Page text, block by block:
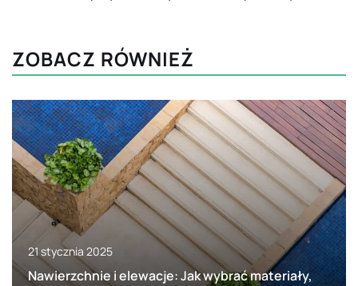
ZOBACZ RÓWNIEŻ
21 stycznia 2025
Nawierzchnie i elewacje: Jak wybrać materiały,